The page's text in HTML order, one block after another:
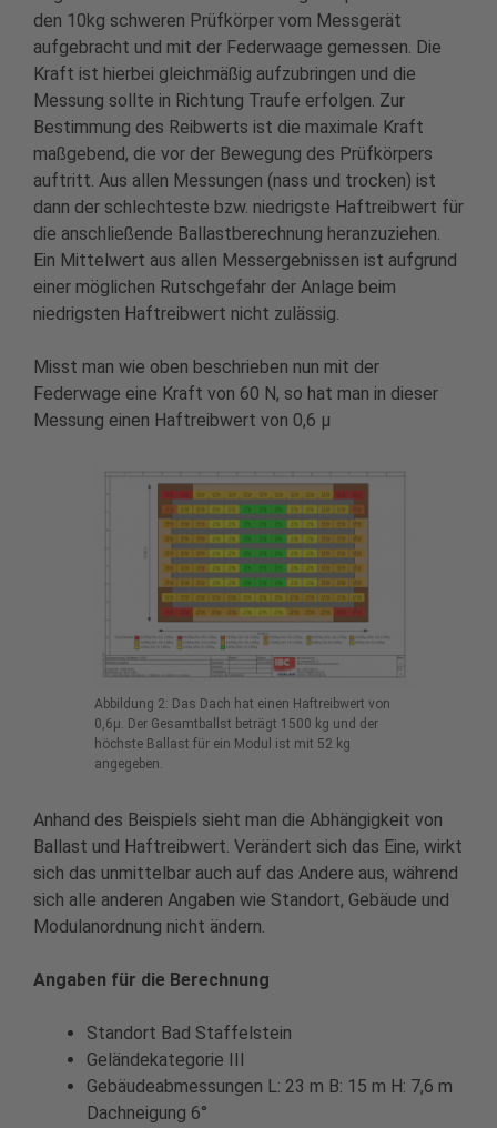
den 10kg schweren Prüfkörper vom Messgerät
aufgebracht und mit der Federwaage gemessen. Die
Kraft ist hierbei gleichmäßig aufzubringen und die
Messung sollte in Richtung Traufe erfolgen. Zur
Bestimmung des Reibwerts ist die maximale Kraft
maßgebend, die vor der Bewegung des Prüfkörpers
auftritt. Aus allen Messungen (nass und trocken) ist
dann der schlechteste bzw. niedrigste Haftreibwert für
die anschließende Ballastberechnung heranzuziehen.
Ein Mittelwert aus allen Messergebnissen ist aufgrund
einer möglichen Rutschgefahr der Anlage beim
niedrigsten Haftreibwert nicht zulässig.
Misst man wie oben beschrieben nun mit der
Federwage eine Kraft von 60 N, so hat man in dieser
Messung einen Haftreibwert von 0,6 µ
Abbildung 2: Das Dach hat einen Haftreibwert von
0,6µ. Der Gesamtballst beträgt 1500 kg und der
höchste Ballast für ein Modul ist mit 52 kg
angegeben.
Anhand des Beispiels sieht man die Abhängigkeit von
Ballast und Haftreibwert. Verändert sich das Eine, wirkt
sich das unmittelbar auch auf das Andere aus, während
sich alle anderen Angaben wie Standort, Gebäude und
Modulanordnung nicht ändern.
Angaben für die Berechnung
Standort Bad Staffelstein
Geländekategorie III
Gebäudeabmessungen L: 23 m B: 15 m H: 7,6 m
Dachneigung 6°